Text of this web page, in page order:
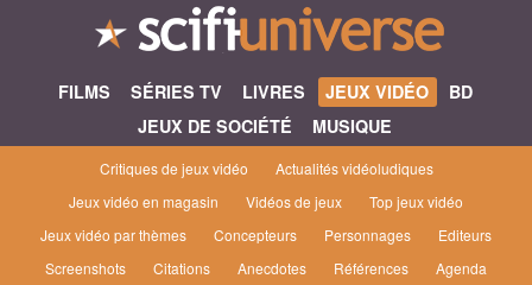
FILMS SÉRIES TV LIVRES JEUX VIDÉO
BD
JEUX DE SOCIÉTÉ
MUSIQUE
Critiques de jeux vidéo
Actualités vidéoludiques
Jeux vidéo en magasin
Vidéos de jeux
Top jeux vidéo
Jeux vidéo par thèmes
Concepteurs Personnages
Editeurs
Screenshots
Citations Anecdotes Références Agenda